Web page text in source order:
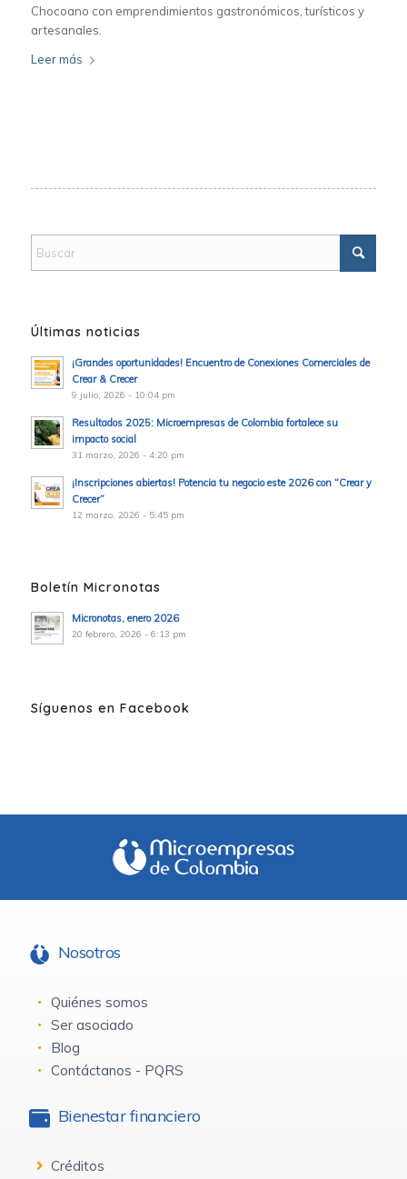
Chocoano con emprendimientos gastronómicos, turísticos y
artesanales.
Leer más
Últimas noticias
¡Grandes oportunidades! Encuentro de Conexiones Comerciales de
Crear & Crecer
9 julio, 2026 - 10:04 pm
Resultados 2025: Microempresas de Colombia fortalece su
impacto social
31 marzo, 2026 - 4:20 pm
¡Inscripciones abiertas! Potencia tu negocio este 2026 con “Crear y
Crecer”
12 marzo, 2026 - 5:45 pm
Boletín Micronotas
Micronotas, enero 2026
20 febrero, 2026 - 6:13 pm
Síguenos en Facebook
Nosotros
Quiénes somos
Ser asociado
Blog
Contáctanos - PQRS
Bienestar financiero
Créditos